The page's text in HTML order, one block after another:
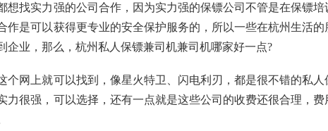
找实力强的公司合作，因为实力强的保镖公司不管是在保镖培
作是可以获得更专业的安全保护服务的，所以一些在杭州生活的
业，那么，杭州私人保镖兼司机兼司机哪家好一点?
个网上就可以找到，像星火特卫、闪电利刃，都是很不错的私人
很强，可以选择，还有一点就是这些公司的收费还很合理，费